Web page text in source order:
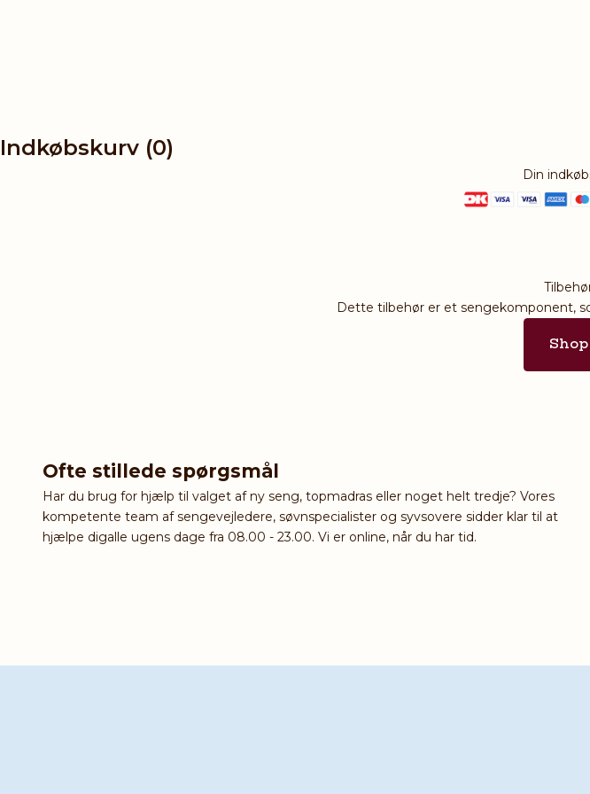
Indkøbskurv (0)
Din
Dette tilbehør er et sengekomponent,
Ofte stillede spørgsmål
Har du brug for hjælp til valget af ny seng, topmadras eller noget helt tredje? Vores
kompetente team af sengevejledere, søvnspecialister og syvsovere sidder klar til at
hjælpe digalle ugens dage fra 08.00 - 23.00. Vi er online, når du har tid.